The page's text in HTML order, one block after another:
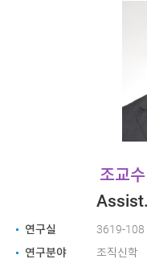
조교수
연구실
3619-108
연구분야
조직신학